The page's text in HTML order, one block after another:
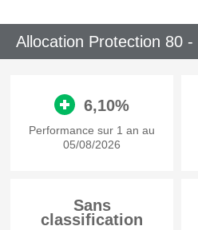
Allocation Protection 80 -
6,10%
Performance sur 1 an au
05/08/2026
Sans
classification